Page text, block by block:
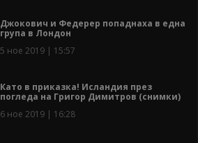
Джокович и Федерер попаднаха в една
група в Лондон
5 ное 2019 | 15:57
Като в приказка! Исландия през
погледа на Григор Димитров (снимки)
6 ное 2019 | 16:28